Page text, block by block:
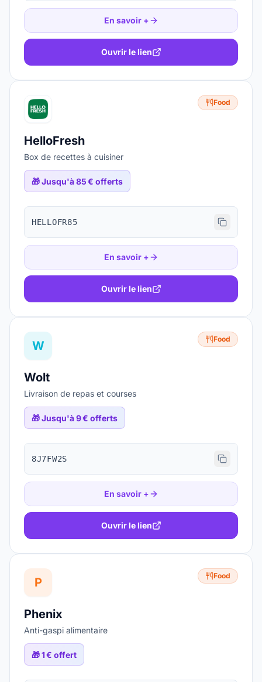
En savoir +
Ouvrir le lien
Food
HelloFresh
Box de recettes à cuisiner
🎁Jusqu'à 85 € offerts
HELLOFR85
En savoir +
Ouvrir le lien
W Food
Wolt
Livraison de repas et courses
🎁Jusqu'à 9 € offerts
8J7FW2S
En savoir +
Ouvrir le lien
P Food
Phenix
Anti-gaspi alimentaire
🎁1 € offert